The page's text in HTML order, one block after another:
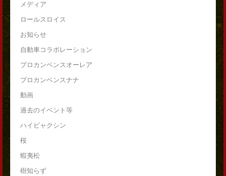
メディア
ロールスロイス
お知らせ
自動車コラボレーション
プロカンベンスオーレア
プロカンベンスナナ
動画
過去のイベント等
ハイビャクシン
桜
蝦夷松
樹知らず